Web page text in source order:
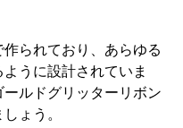
られており、あらゆる
うに設計されていま
ルドグリッターリボン
ょう。